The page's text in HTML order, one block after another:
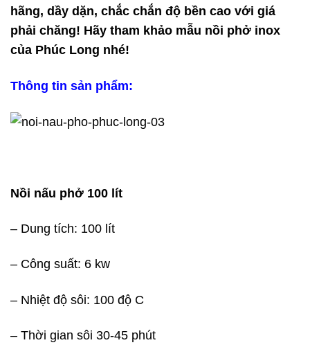
hãng, dầy dặn, chắc chắn độ bền cao với giá
phải chăng! Hãy tham khảo mẫu nồi phở inox
của Phúc Long nhé!
Thông tin sản phẩm:
Nồi nấu phở 100 lít
– Dung tích: 100 lít
– Công suất: 6 kw
– Nhiệt độ sôi: 100 độ C
– Thời gian sôi 30-45 phút